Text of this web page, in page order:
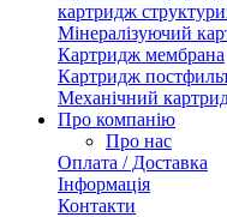
картридж
Мінералізуючий
Картридж мембрана
Картридж
Механічний
Про компанію
Про нас
Оплата / Доставка
Інформація
Контакти